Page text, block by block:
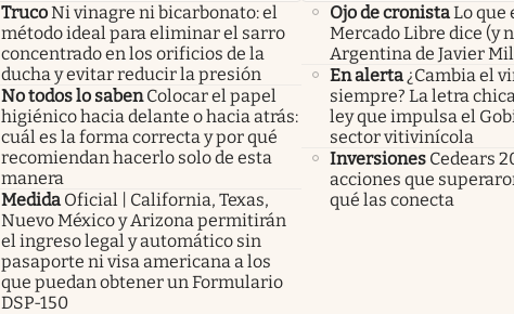
TrucoNi vinagre ni bicarbonato: el
método ideal para eliminar el sarro
concentrado en los orificios de la
ducha y evitar reducir la presión
No todos lo saben Colocar el papel
higiénico hacia delante o hacia atrás:
cuál es la forma correcta y por qué
recomiendan hacerlo solo de esta
manera
Medida Oficial | California, Texas,
Nuevo México y Arizona permitirán
el ingreso legal y automático sin
pasaporte ni visa americana a los
que puedan obtener un Formulario
DSP-150
Ojo de cronistaLo que
Mercado Libre dice (y
Argentina de Javier
En alerta ¿Cambia el
siempre? La letra
ley que impulsa el
sector vitivinícola
Inversiones Cedears
acciones que
qué las conecta